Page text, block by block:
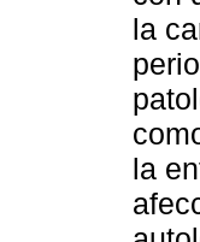
la
la